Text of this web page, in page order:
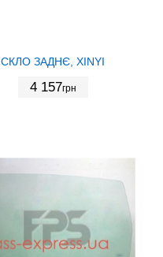
СКЛО ЗАДНЄ, XINYI
4 157грн